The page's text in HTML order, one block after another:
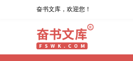
奋书文库，欢迎您！